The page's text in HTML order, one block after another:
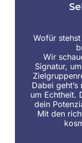
Wofür
Wir
Signatur,
Dabei
um Echtheit.
dein
Mit den